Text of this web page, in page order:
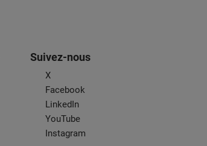
Suivez-nous
X
Facebook
LinkedIn
YouTube
Instagram